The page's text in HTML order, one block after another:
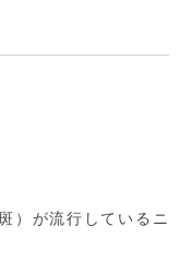
）が流行しているニ